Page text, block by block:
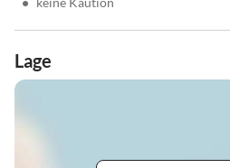
Lage